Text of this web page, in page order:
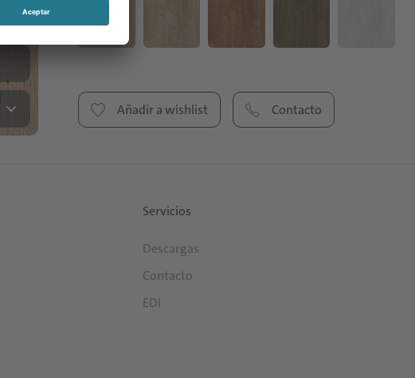
Añadir a wishlist Contacto
Servicios
Descargas
Contacto
EDI